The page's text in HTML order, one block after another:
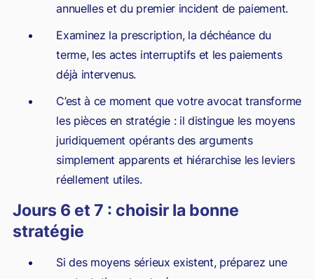
annuelles et du premier incident de paiement.
Examinez la prescription, la déchéance du
terme, les actes interruptifs et les paiements
déjà intervenus.
C’est à ce moment que votre avocat transforme
les pièces en stratégie : il distingue les moyens
juridiquement opérants des arguments
simplement apparents et hiérarchise les leviers
réellement utiles.
Jours 6 et 7 : choisir la bonne
stratégie
Si des moyens sérieux existent, préparez une